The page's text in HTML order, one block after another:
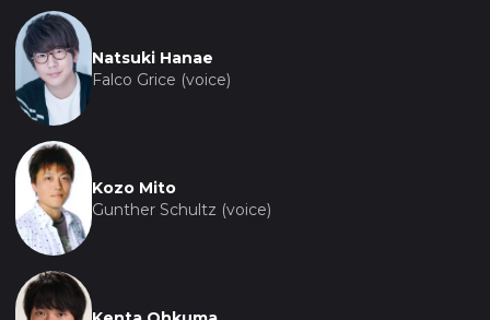
Natsuki Hanae
Falco Grice (voice)
Kozo Mito
Gunther Schultz (voice)